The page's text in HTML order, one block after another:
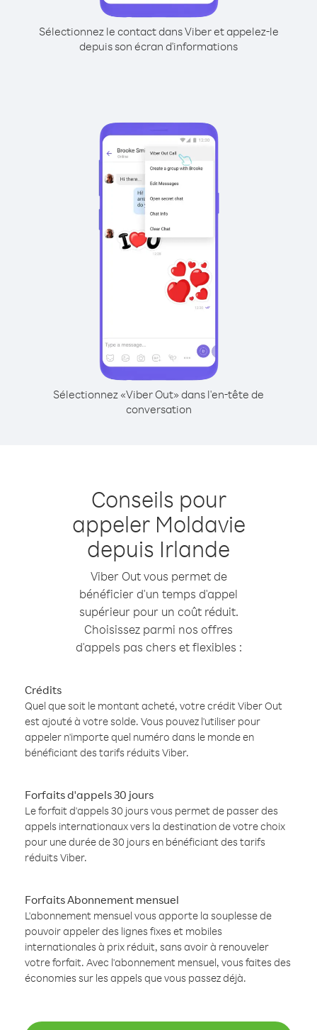
Sélectionnez le contact dans Viber et appelez-le
depuis son écran d'informations
Sélectionnez «Viber Out» dans l'en-tête de
conversation
Conseils pour
appeler Moldavie
depuis Irlande
Viber Out vous permet de
bénéficier d'un temps d'appel
supérieur pour un coût réduit.
Choisissez parmi nos offres
d'appels pas chers et flexibles :
Crédits
Quel que soit le montant acheté, votre crédit Viber Out
est ajouté à votre solde. Vous pouvez l'utiliser pour
appeler n'importe quel numéro dans le monde en
bénéficiant des tarifs réduits Viber.
Forfaits d'appels 30 jours
Le forfait d'appels 30 jours vous permet de passer des
appels internationaux vers la destination de votre choix
pour une durée de 30 jours en bénéficiant des tarifs
réduits Viber.
Forfaits Abonnement mensuel
L'abonnement mensuel vous apporte la souplesse de
pouvoir appeler des lignes fixes et mobiles
internationales à prix réduit, sans avoir à renouveler
votre forfait. Avec l'abonnement mensuel, vous faites des
économies sur les appels que vous passez déjà.